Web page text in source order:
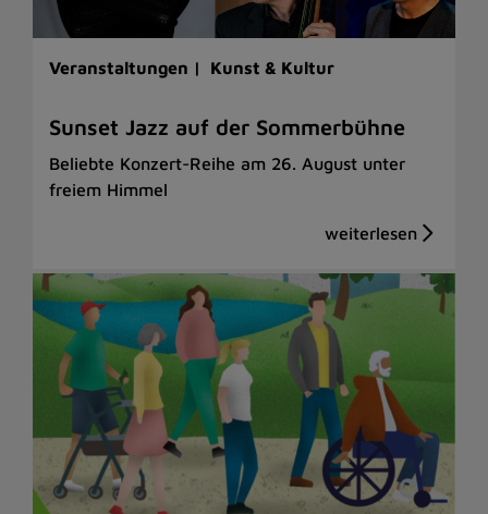
Veranstaltungen | Kunst & Kultur
Sunset Jazz auf der Sommerbühne
Beliebte Konzert-Reihe am 26. August unter
freiem Himmel